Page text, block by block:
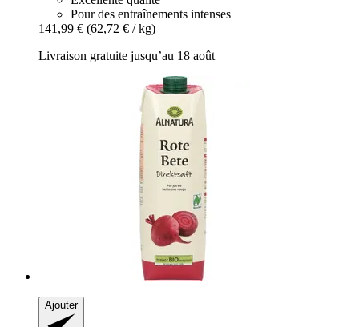
Pour des entraînements intenses
141,99 € (62,72 € / kg)
Livraison gratuite jusqu’au 18 août
Ajouter